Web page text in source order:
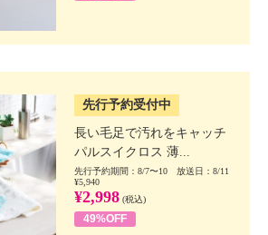
先行予約受付中
長い毛足で汚れをキャッチ
パルスイクロス 薄...
先行予約期間：8/7〜10 放送日：8/11
¥5,940
¥2,998 (税込)
49%OFF